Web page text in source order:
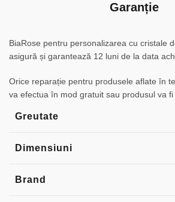
Garanție
BiaRose pentru personalizarea cu cristale
asigură și garantează 12 luni de la data
Orice reparație pentru produsele aflate în
va efectua în mod gratuit sau produsul va fi
Greutate
Dimensiuni
Brand